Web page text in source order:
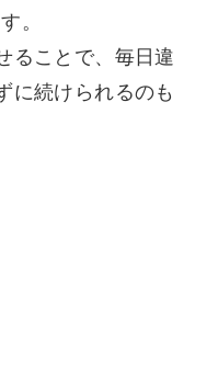
。
ることで、毎日違
に続けられるのも